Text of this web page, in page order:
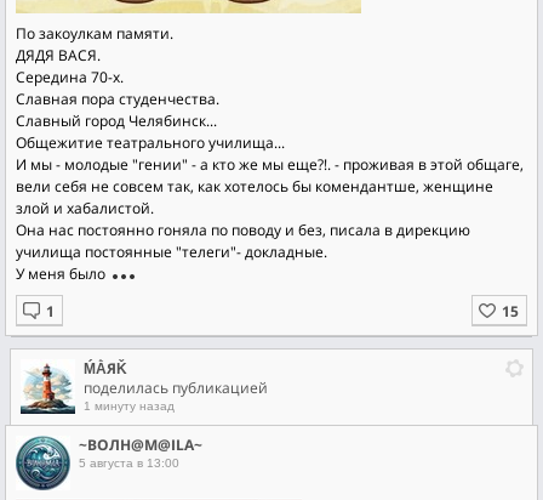
По закоулкам памяти.
ДЯДЯ ВАСЯ.
Середина 70-х.
Славная пора студенчества.
Славный город Челябинск...
Общежитие театрального училища...
И мы - молодые "гении" - а кто же мы еще?!. - проживая в этой общаге,
вели себя не совсем так, как хотелось бы комендантше, женщине
злой и хабалистой.
Она нас постоянно гоняла по поводу и без, писала в дирекцию
училища постоянные "телеги"- докладные.
У меня было
ḾẰЯǨ
поделилась публикацией
1 минуту назад
~ВОЛН@М@ILA~
5 августа в 13:00